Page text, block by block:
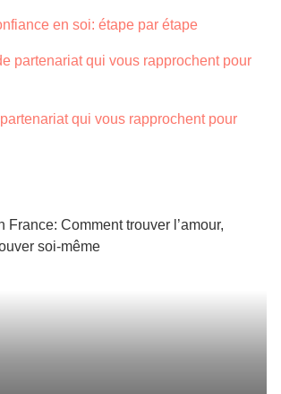
en soi: étape par étape
qui vous rapprochent pour